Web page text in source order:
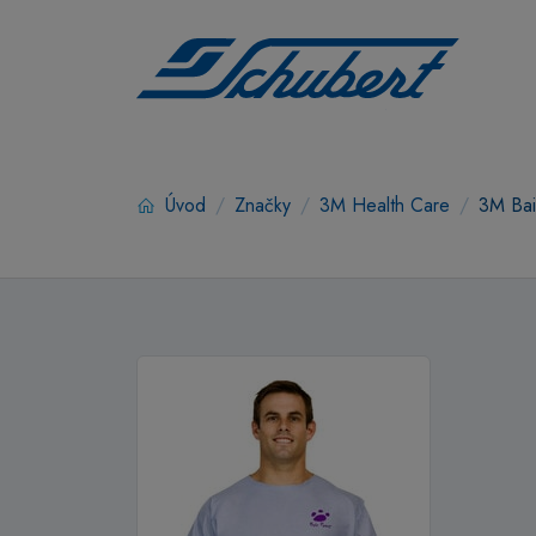
Úvod Značky 3M Health Care 3M